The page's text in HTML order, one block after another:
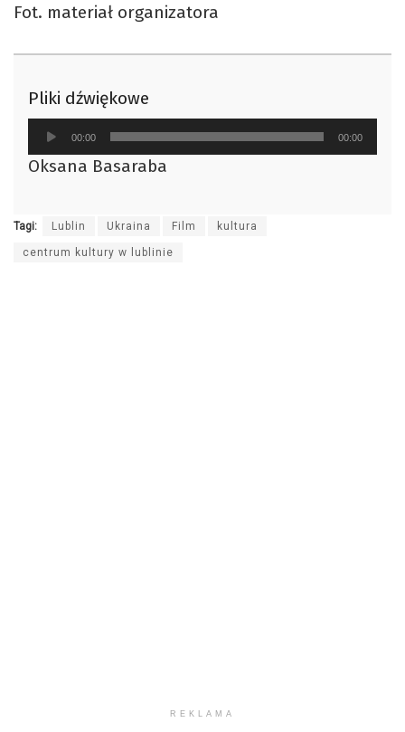
Fot. materiał organizatora
Pliki dźwiękowe
Odtwarzacz
plików
dźwiękowych
00:00 00:00
Oksana Basaraba
Tagi: Lublin Ukraina Film kultura
centrum kultury w lublinie
REKLAMA